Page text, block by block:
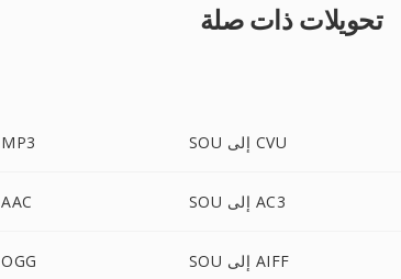
تحويلات ذات صلة
SOU إلى MP3 SOU إلى CVU
SOU إلى AAC SOU إلى AC3
SOU إلى OGG SOU إلى AIFF